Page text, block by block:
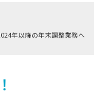
年以降の年末調整業務へ